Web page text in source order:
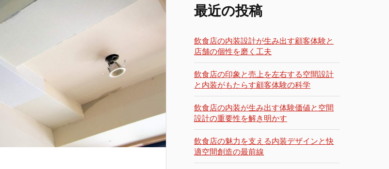
最近の投稿
飲食店の内装設計が生み出す顧客体験と
店舗の個性を磨く工夫
飲食店の印象と売上を左右する空間設計
と内装がもたらす顧客体験の科学
飲食店の内装が生み出す体験価値と空間
設計の重要性を解き明かす
飲食店の魅力を支える内装デザインと快
適空間創造の最前線